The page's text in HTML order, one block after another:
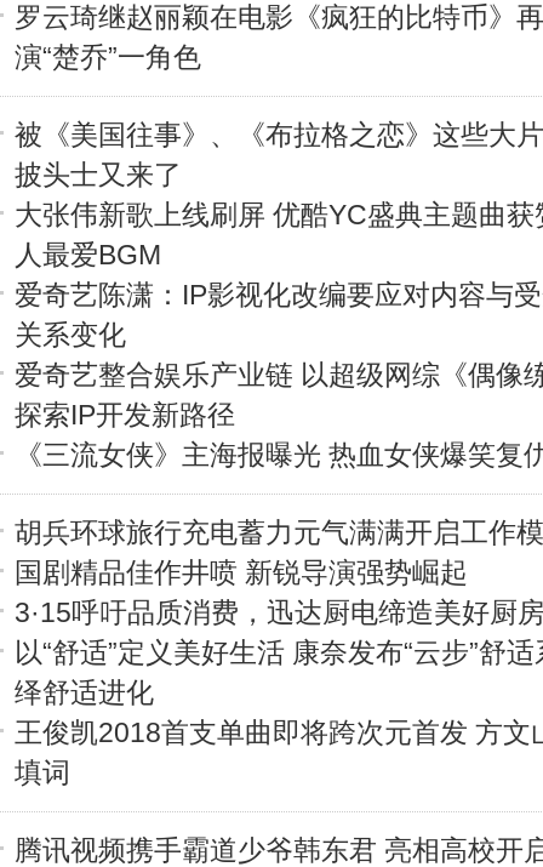
罗云琦继赵丽颖在电影《疯狂的比特币》
演“楚乔”一角色
被《美国往事》、《布拉格之恋》这些大
披头士又来了
大张伟新歌上线刷屏 优酷YC盛典主题曲获
人最爱BGM
爱奇艺陈潇：IP影视化改编要应对内容与
关系变化
爱奇艺整合娱乐产业链 以超级网综《偶像
探索IP开发新路径
《三流女侠》主海报曝光 热血女侠爆笑复
胡兵环球旅行充电蓄力元气满满开启工作
国剧精品佳作井喷 新锐导演强势崛起
3·15呼吁品质消费，迅达厨电缔造美好厨
以“舒适”定义美好生活 康奈发布“云步”舒
绎舒适进化
王俊凯2018首支单曲即将跨次元首发 方文
填词
腾讯视频携手霸道少爷韩东君 亮相高校开